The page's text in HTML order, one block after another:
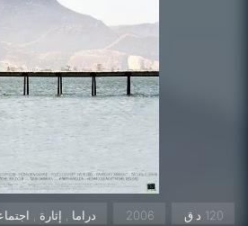
120 د.ق 2006 دراما , إثارة , اجتماعي